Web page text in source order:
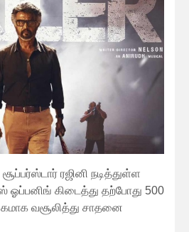
ரஜினி நடித்துள்ள
ஓப்பனிங் கிடைத்து தற்போது 500
வசூலித்து சாதனை